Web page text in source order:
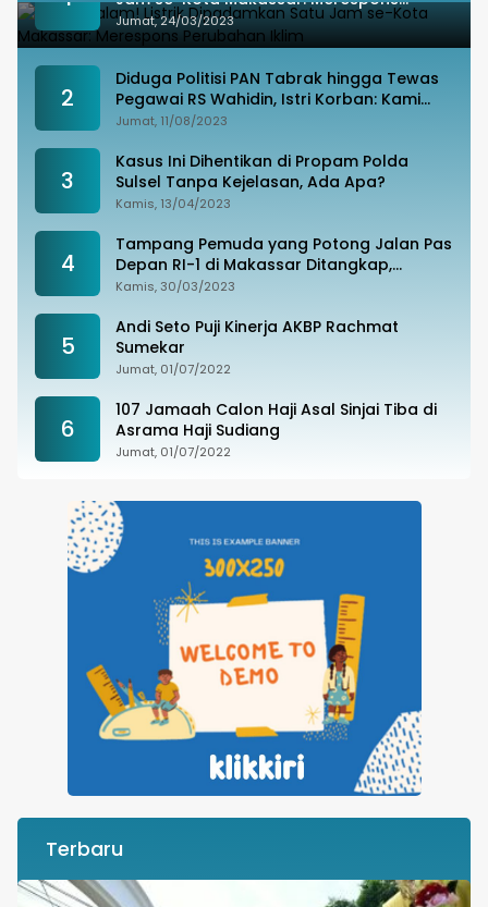
Perubahan Iklim
Jumat, 24/03/2023
2
Diduga Politisi PAN Tabrak hingga Tewas
Pegawai RS Wahidin, Istri Korban: Kami
Tak Terima
Jumat, 11/08/2023
3
Kasus Ini Dihentikan di Propam Polda
Sulsel Tanpa Kejelasan, Ada Apa?
Kamis, 13/04/2023
4
Tampang Pemuda yang Potong Jalan Pas
Depan RI-1 di Makassar Ditangkap,
Ternyata Joki Balapan Liar
Kamis, 30/03/2023
5
Andi Seto Puji Kinerja AKBP Rachmat
Sumekar
Jumat, 01/07/2022
6
107 Jamaah Calon Haji Asal Sinjai Tiba di
Asrama Haji Sudiang
Jumat, 01/07/2022
Terbaru